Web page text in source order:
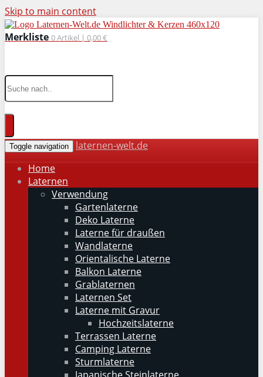
Skip to main content
Merkliste 0Artikel | 0,00 €
Toggle navigation
laternen-welt.de
Home
Laternen
Verwendung
Gartenlaterne
Deko Laterne
Laterne für draußen
Wandlaterne
Orientalische Laterne
Balkon Laterne
Grablaternen
Laternen Set
Laterne mit Gravur
Hochzeitslaterne
Terrassen Laterne
Camping Laterne
Sturmlaterne